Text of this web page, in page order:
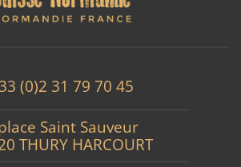
(0)2 31 79 70 45
Saint Sauveur
THURY HARCOURT